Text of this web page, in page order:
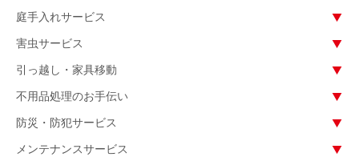
庭手入れサービス
害虫サービス
引っ越し・家具移動
不用品処理のお手伝い
防災・防犯サービス
メンテナンスサービス